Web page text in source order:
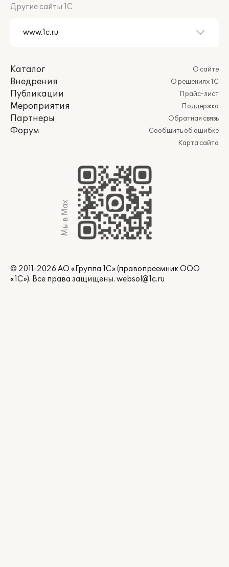
Другие сайты 1С
Каталог
Внедрения
Публикации
Мероприятия
Партнеры
Форум
О сайте
О решениях 1С
Прайс-лист
Поддержка
Обратная связь
Сообщить об ошибке
Карта сайта
Мы в Max
© 2011-2026 АО «Группа 1С» (правопреемник ООО
«1С»). Все права защищены. websol@1c.ru